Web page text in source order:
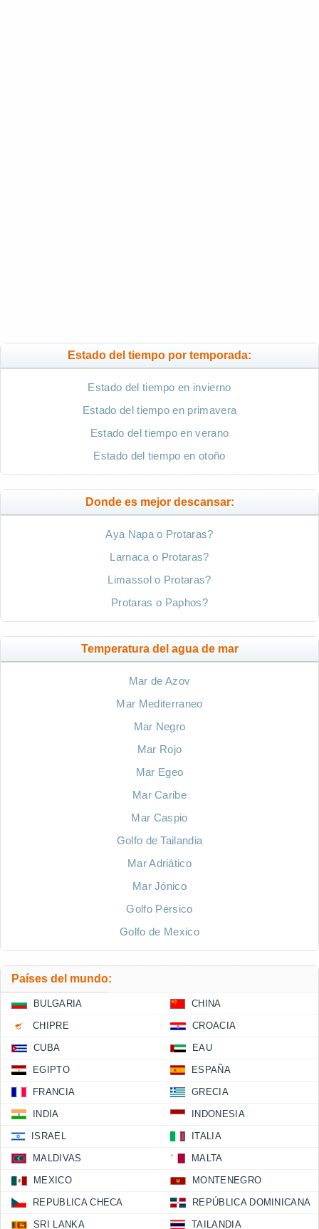
Estado del tiempo por temporada:
Estado del tiempo en invierno
Estado del tiempo en primavera
Estado del tiempo en verano
Estado del tiempo en otoño
Donde es mejor descansar:
Aya Napa o Protaras?
Larnaca o Protaras?
Limassol o Protaras?
Protaras o Paphos?
Temperatura del agua de mar
Mar de Azov
Mar Mediterraneo
Mar Negro
Mar Rojo
Mar Egeo
Mar Caribe
Mar Caspio
Golfo de Tailandia
Mar Adriático
Mar Jónico
Golfo Pérsico
Golfo de Mexico
Países del mundo:
BULGARIA CHINA
CHIPRE CROACIA
CUBA EAU
EGIPTO ESPAÑA
FRANCIA GRECIA
INDIA INDONESIA
ISRAEL ITALIA
MALDIVAS MALTA
MEXICO MONTENEGRO
REPUBLICA CHECA REPÚBLICA DOMINICANA
SRI LANKA TAILANDIA